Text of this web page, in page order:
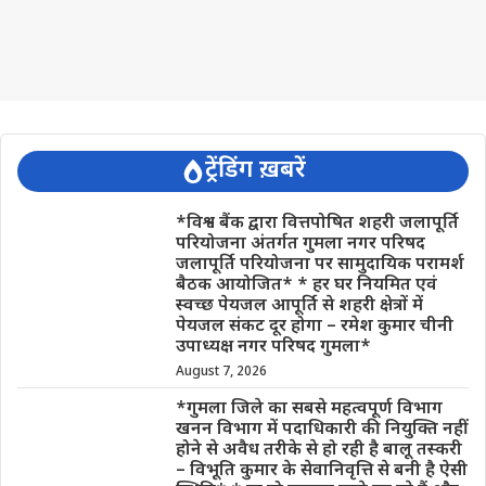
ट्रेंडिंग ख़बरें
*विश्व बैंक द्वारा वित्तपोषित शहरी जलापूर्ति
परियोजना अंतर्गत गुमला नगर परिषद
जलापूर्ति परियोजना पर सामुदायिक परामर्श
बैठक आयोजित* * हर घर नियमित एवं
स्वच्छ पेयजल आपूर्ति से शहरी क्षेत्रों में
पेयजल संकट दूर होगा – रमेश कुमार चीनी
उपाध्यक्ष नगर परिषद गुमला*
August 7, 2026
*गुमला जिले का सबसे महत्वपूर्ण विभाग
खनन विभाग में पदाधिकारी की नियुक्ति नहीं
होने से अवैध तरीके से हो रही है बालू तस्करी
– विभूति कुमार के सेवानिवृत्ति से बनी है ऐसी